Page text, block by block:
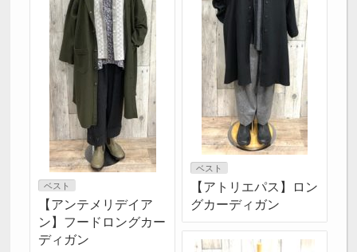
ベスト
【アトリエパス】ロン
グカーディガン
ベスト
【アンテメリデイア
ン】フードロングカー
ディガン